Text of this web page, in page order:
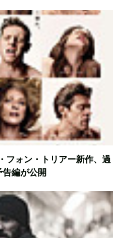
フォン・トリアー新作、過
編が公開